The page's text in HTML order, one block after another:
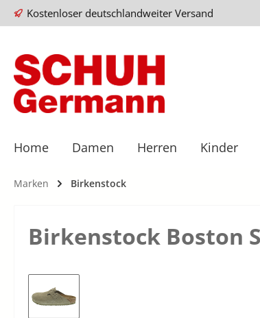
Kostenloser deutschlandweiter Versand
Home Damen Herren Kinder
Marken Birkenstock
Birkenstock Boston